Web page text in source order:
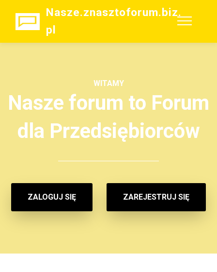
Nasze.znasztoforum.biz.
pl
WITAMY
Nasze forum to Forum
dla Przedsiębiorców
ZALOGUJ SIĘ ZAREJESTRUJ SIĘ